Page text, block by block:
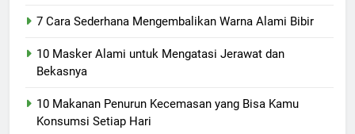
7 Cara Sederhana Mengembalikan Warna Alami Bibir
10 Masker Alami untuk Mengatasi Jerawat dan
Bekasnya
10 Makanan Penurun Kecemasan yang Bisa Kamu
Konsumsi Setiap Hari